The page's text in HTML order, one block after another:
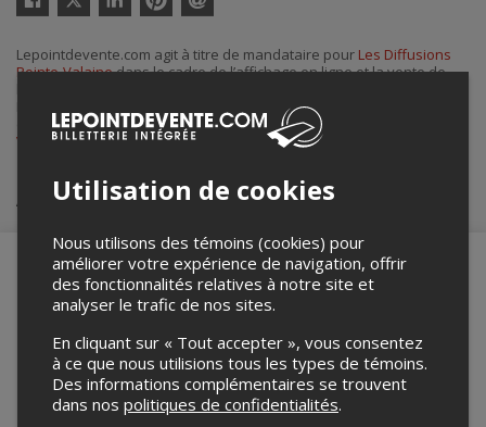
courriel
Lepointdevente.com agit à titre de mandataire pour Les Diffusions
Pointe-Valainedans le cadre de l’affichage en ligne et la vente de
Pour plus d’information à propos de cet événement, veuillez
contacter l’organisateur de l’événement,Les Diffusions Pointe-
Valaine, àadjointe@pointevalaine.ca
Achat de billets
Merci de confirmer que vous n'êtes pas un
robot ci-bas.
Utilisation de cookies
Nous utilisons des témoins (cookies) pour
améliorer votre expérience de navigation, offrir
des fonctionnalités relatives à notre site et
analyser le trafic de nos sites.
En cliquant sur « Tout accepter », vous consentez
à ce que nous utilisions tous les types de témoins.
Des informations complémentaires se trouvent
dans nos politiques de confidentialités.